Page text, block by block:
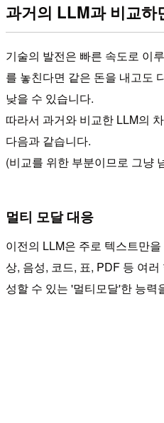
과거의 LLM과 비교하
기술의 발전은 빠른 속도로 이
를 놓친다면 같은 돈을 내고도
낮을 수 있습니다.
따라서 과거와 비교한 LLM의
다음과 같습니다.
(비교를 위한 부분이므로 그냥
멀티 모달 대응
이전의 LLM은 주로 텍스트만
상, 음성, 코드, 표, PDF 등 여
성할 수 있는 '멀티모달'한 능력